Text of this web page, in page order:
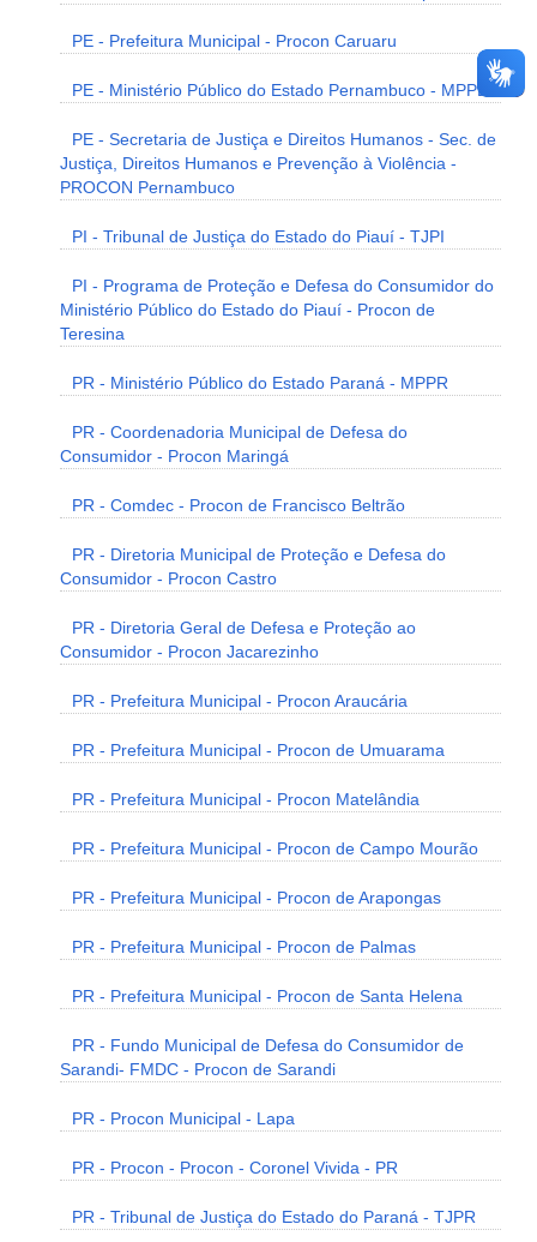
PE - Prefeitura Municipal - Procon Caruaru
PE - Ministério Público do Estado Pernambuco - MPPE
PE - Secretaria de Justiça e Direitos Humanos - Sec. de
Justiça, Direitos Humanos e Prevenção à Violência -
PROCON Pernambuco
PI - Tribunal de Justiça do Estado do Piauí - TJPI
PI - Programa de Proteção e Defesa do Consumidor do
Ministério Público do Estado do Piauí - Procon de
Teresina
PR - Ministério Público do Estado Paraná - MPPR
PR - Coordenadoria Municipal de Defesa do
Consumidor - Procon Maringá
PR - Comdec - Procon de Francisco Beltrão
PR - Diretoria Municipal de Proteção e Defesa do
Consumidor - Procon Castro
PR - Diretoria Geral de Defesa e Proteção ao
Consumidor - Procon Jacarezinho
PR - Prefeitura Municipal - Procon Araucária
PR - Prefeitura Municipal - Procon de Umuarama
PR - Prefeitura Municipal - Procon Matelândia
PR - Prefeitura Municipal - Procon de Campo Mourão
PR - Prefeitura Municipal - Procon de Arapongas
PR - Prefeitura Municipal - Procon de Palmas
PR - Prefeitura Municipal - Procon de Santa Helena
PR - Fundo Municipal de Defesa do Consumidor de
Sarandi- FMDC - Procon de Sarandi
PR - Procon Municipal - Lapa
PR - Procon - Procon - Coronel Vivida - PR
PR - Tribunal de Justiça do Estado do Paraná - TJPR